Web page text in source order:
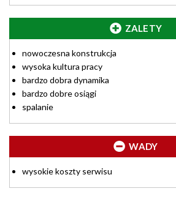
ZALETY
nowoczesna konstrukcja
wysoka kultura pracy
bardzo dobra dynamika
bardzo dobre osiągi
spalanie
WADY
wysokie koszty serwisu